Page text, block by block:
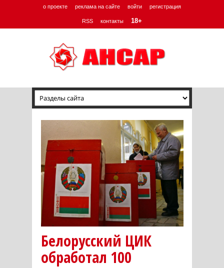
о проекте реклама на сайте войти регистрация
RSS контакты 18+
Белорусский ЦИК
обработал 100